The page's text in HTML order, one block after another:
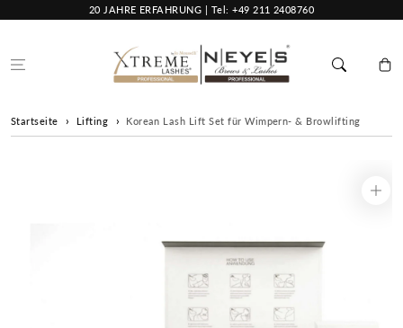
20 JAHRE ERFAHRUNG | Tel: +49 211 2408760
Startseite Lifting Korean Lash Lift Set für Wimpern- & Browlifting